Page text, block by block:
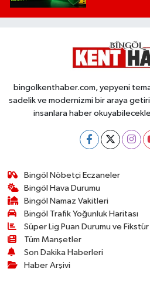
bingolkenthaber.com, yepyeni
sadelik ve modernizmi bir araya
insanlara haber
Bingöl Nöbetçi Eczaneler
Bingöl Hava Durumu
Bingöl Namaz Vakitleri
Bingöl Trafik Yoğunluk Haritası
Süper Lig Puan Durumu ve Fikstür
Tüm Manşetler
Son Dakika Haberleri
Haber Arşivi